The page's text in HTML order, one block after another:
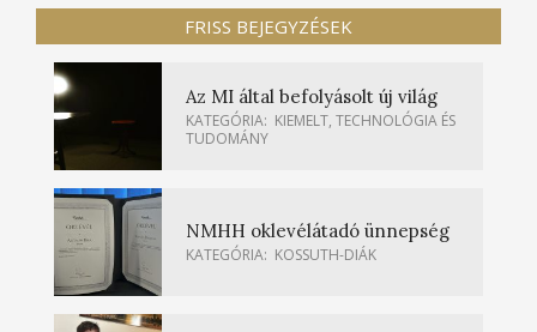
FRISS BEJEGYZÉSEK
Az MI által befolyásolt új világ
KATEGÓRIA: KIEMELT, TECHNOLÓGIA ÉS
TUDOMÁNY
NMHH oklevélátadó ünnepség
KATEGÓRIA: KOSSUTH-DIÁK